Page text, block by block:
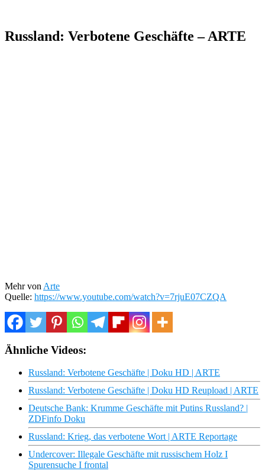
Russland: Verbotene Geschäfte – ARTE
Mehr von Arte
Quelle: https://www.youtube.com/watch?v=7rjuE07CZQA
Ähnliche Videos:
Russland: Verbotene Geschäfte | Doku HD | ARTE
Russland: Verbotene Geschäfte | Doku HD Reupload | ARTE
Deutsche Bank: Krumme Geschäfte mit Putins Russland? |
ZDFinfo Doku
Russland: Krieg, das verbotene Wort | ARTE Reportage
Undercover: Illegale Geschäfte mit russischem Holz I
Spurensuche I frontal